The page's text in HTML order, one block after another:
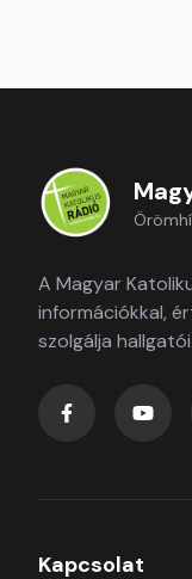
A Magyar
információkkal,
szolgálja
Kapcsolat